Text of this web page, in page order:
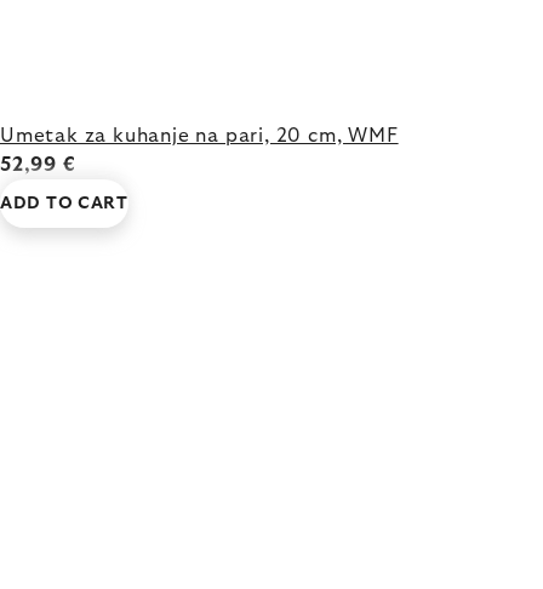
Umetak za kuhanje na pari, 20 cm, WMF
52,99 €
ADD TO CART